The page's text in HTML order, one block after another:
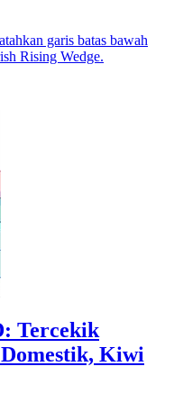
garis batas bawah
Rising Wedge.
Tercekik
Kiwi